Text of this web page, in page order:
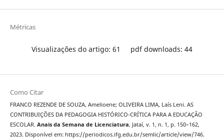
Métricas
Visualizações do artigo: 61 pdf downloads: 44
Como Citar
FRANCO REZENDE DE SOUZA, Amelioene; OLIVEIRA LIMA, Laís Leni. AS
CONTRIBUIÇÕES DA PEDAGOGIA HISTÓRICO-CRÍTICA PARA A EDUCAÇÃO
ESCOLAR. Anais da Semana de Licenciatura, Jataí, v. 1, n. 1, p. 150–162,
2023. Disponível em: https://periodicos.ifg.edu.br/semlic/article/view/746.